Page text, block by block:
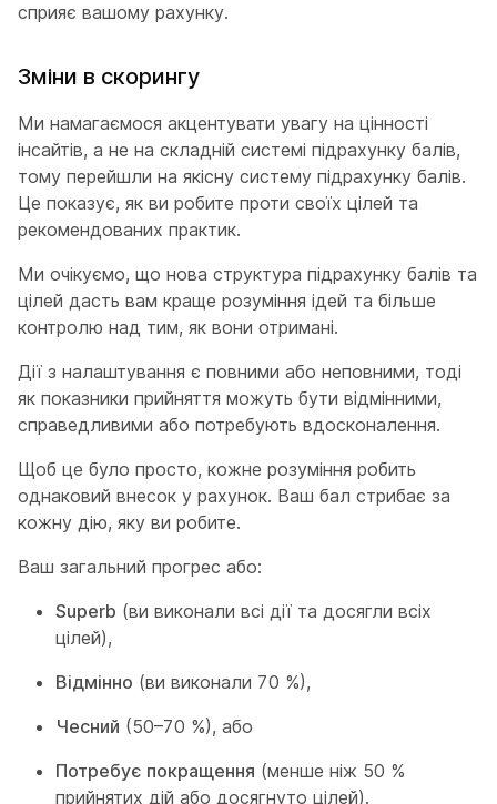
сприяє вашому рахунку.
Зміни в скорингу
Ми намагаємося акцентувати увагу на цінності
інсайтів, а не на складній системі підрахунку балів,
тому перейшли на якісну систему підрахунку балів.
Це показує, як ви робите проти своїх цілей та
рекомендованих практик.
Ми очікуємо, що нова структура підрахунку балів та
цілей дасть вам краще розуміння ідей та більше
контролю над тим, як вони отримані.
Дії з налаштування є повними або неповними, тоді
як показники прийняття можуть бути відмінними,
справедливими або потребують вдосконалення.
Щоб це було просто, кожне розуміння робить
однаковий внесок у рахунок. Ваш бал стрибає за
кожну дію, яку ви робите.
Ваш загальний прогрес або:
Superb (ви виконали всі дії та досягли всіх
цілей),
Відмінно (ви виконали 70 %),
Чесний (50–70 %), або
Потребує покращення (менше ніж 50 %
прийнятих дій або досягнуто цілей).